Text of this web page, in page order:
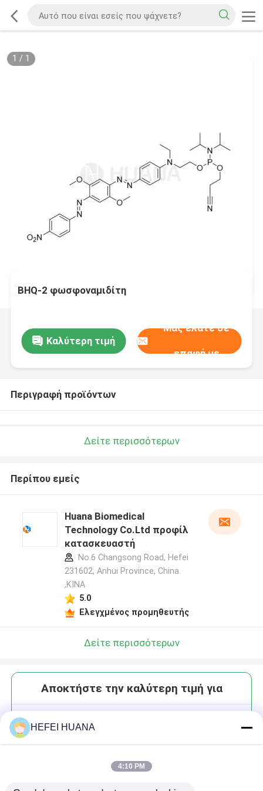
1 / 1
BHQ-2 φωσφοναμιδίτη
Καλύτερη τιμή
Μας ελάτε σε
επαφή με
Περιγραφή προϊόντων
Δείτε περισσότερων
Περίπου εμείς
Huana Biomedical
Technology Co.Ltd προφίλ
κατασκευαστή
No.6 Changsong Road, Hefei
231602, Anhui Province, China.
,ΚΙΝΑ
5.0
Ελεγχμένος προμηθευτής
Δείτε περισσότερων
Αποκτήστε την καλύτερη τιμή για
HEFEI HUANA
4:10 PM